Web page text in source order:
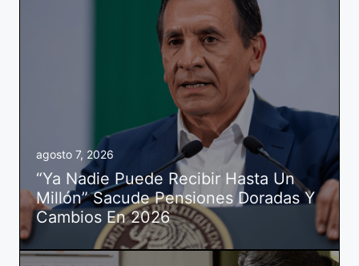
agosto 7, 2026
“Ya Nadie Puede Recibir Hasta Un
Millón” Sacude Pensiones Doradas Y
Cambios En 2026